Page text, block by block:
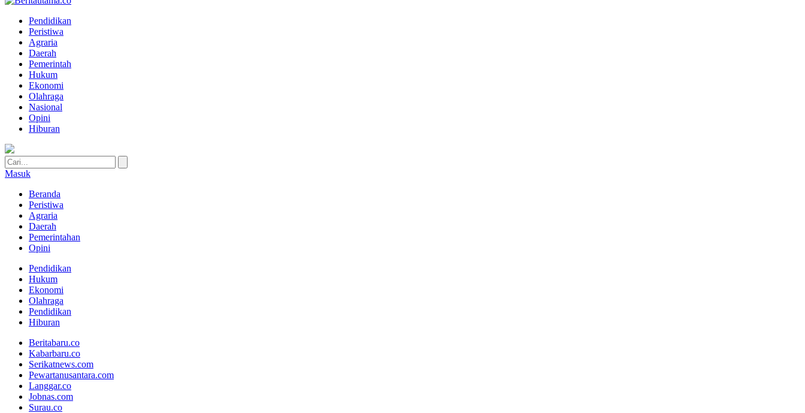
Pendidikan
Peristiwa
Agraria
Daerah
Pemerintah
Hukum
Ekonomi
Olahraga
Nasional
Opini
Hiburan
Masuk
Beranda
Peristiwa
Agraria
Daerah
Pemerintahan
Opini
Pendidikan
Hukum
Ekonomi
Olahraga
Pendidikan
Hiburan
Beritabaru.co
Kabarbaru.co
Serikatnews.com
Pewartanusantara.com
Langgar.co
Jobnas.com
Surau.co